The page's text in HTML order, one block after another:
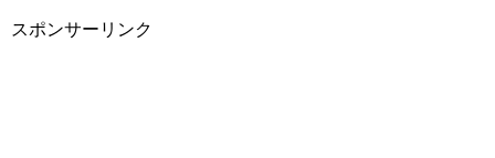
スポンサーリンク